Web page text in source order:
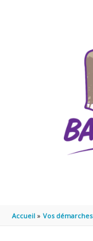
Accueil Vos démarches